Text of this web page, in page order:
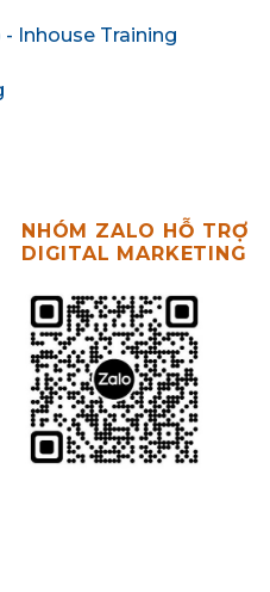
Inhouse Training
NHÓM ZALO HỖ TRỢ
DIGITAL MARKETING